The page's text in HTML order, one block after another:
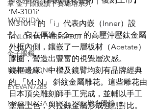
掌 金子眼鏡旗下賽璐珞系列
MATSUDA
TAYLOR WITH RESPECT
金子眼鏡
NATIVE SONS
EYEVAN7285
MASUNAGA SINCE 1905 增永眼鏡
’M-3101i‘
M3101-i 的「i」代表內嵌（Inner）設
計。它在厚達 5.2mm 的高壓沖壓鈦金屬
外框內側，鑲嵌了一層板材（Acetate）
膠圈，營造出豐富的視覺層次感。
鏡框邊緣、中樑及鏡臂均刻有品牌經典
的 「M･N」 斜紋金屬雕花。這些雕花由
日本頂尖雕刻師手工完成，並輔以手工
塗層上色，與拉絲金屬形成強烈對比。